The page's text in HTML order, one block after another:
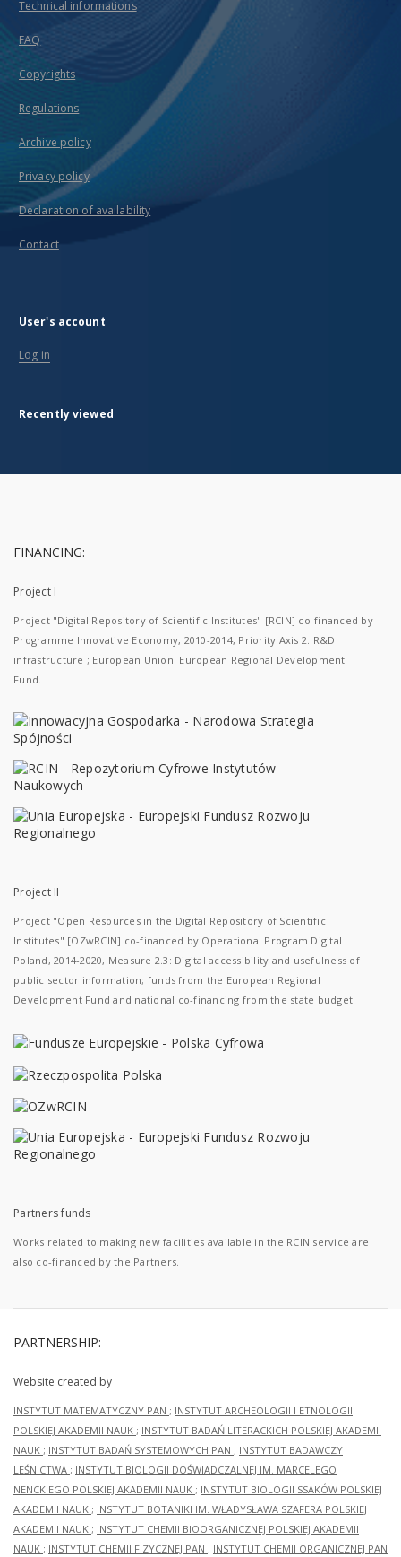
Technical informations
FAQ
Copyrights
Regulations
Archive policy
Privacy policy
Declaration of availability
Contact
User's account
Log in
Recently viewed
FINANCING:
Project I
Project "Digital Repository of Scientific Institutes" [RCIN] co-financed by
Programme Innovative Economy, 2010-2014, Priority Axis 2. R&D
infrastructure ; European Union. European Regional Development
Fund.
Project II
Project "Open Resources in the Digital Repository of Scientific
Institutes" [OZwRCIN] co-financed by Operational Program Digital
Poland, 2014-2020, Measure 2.3: Digital accessibility and usefulness of
public sector information; funds from the European Regional
Development Fund and national co-financing from the state budget.
Partners funds
Works related to making new facilities available in the RCIN service are
also co-financed by the Partners.
PARTNERSHIP:
Website created by
INSTYTUT MATEMATYCZNY PAN ; INSTYTUT ARCHEOLOGII I ETNOLOGII
POLSKIEJ AKADEMII NAUK ; INSTYTUT BADAŃ LITERACKICH POLSKIEJ AKADEMII
NAUK ; INSTYTUT BADAŃ SYSTEMOWYCH PAN ; INSTYTUT BADAWCZY
LEŚNICTWA ; INSTYTUT BIOLOGII DOŚWIADCZALNEJ IM. MARCELEGO
NENCKIEGO POLSKIEJ AKADEMII NAUK ; INSTYTUT BIOLOGII SSAKÓW POLSKIEJ
AKADEMII NAUK ; INSTYTUT BOTANIKI IM. WŁADYSŁAWA SZAFERA POLSKIEJ
AKADEMII NAUK ; INSTYTUT CHEMII BIOORGANICZNEJ POLSKIEJ AKADEMII
NAUK ; INSTYTUT CHEMII FIZYCZNEJ PAN ; INSTYTUT CHEMII ORGANICZNEJ PAN